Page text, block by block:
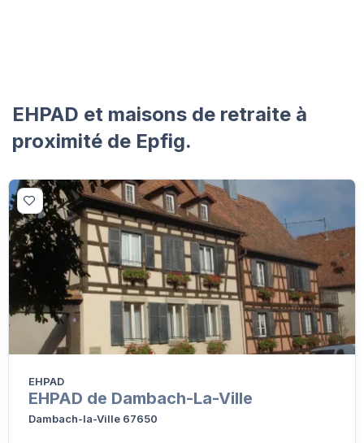
EHPAD et maisons de retraite à
proximité de Epfig.
EHPAD
EHPAD de Dambach-La-Ville
Dambach-la-Ville 67650